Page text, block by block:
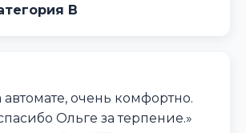
B
автомате, очень комфортно.
Ольге за терпение.»